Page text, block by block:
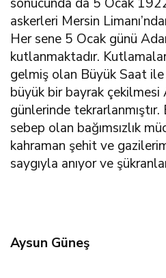
askerleri Mersin
Her sene 5 Ocak günü
kutlanmaktadır.
gelmiş olan Büyük Saat ile
büyük bir bayrak çekilmesi
günlerinde
sebep olan bağımsızlık
kahraman şehit ve
saygıyla anıyor ve
Aysun Güneş